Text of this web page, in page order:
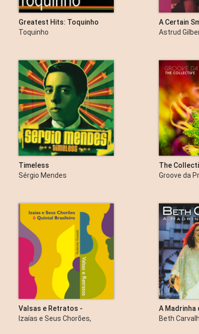
Greatest Hits: Toquinho
Toquinho
A Certain
Sadness
Astrud
Timeless
Sérgio Mendes
The
Groove da
Valsas e Retratos -
Radamés Gnattali (feat.
Izaías e Seus Chorões,
A Madrinha
Vivo
Beth